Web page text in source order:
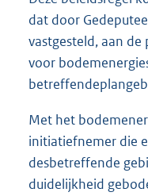
dat door
vastgesteld, aan
voor
Met het
initiatiefnemer die
desbetreffende
duidelijkheid